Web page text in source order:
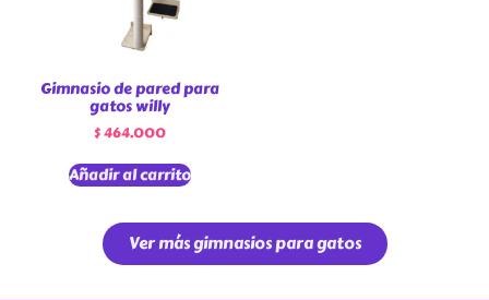
Gimnasio de pared para
gatos willy
$464.000
Añadir al carrito
Ver más gimnasios para gatos